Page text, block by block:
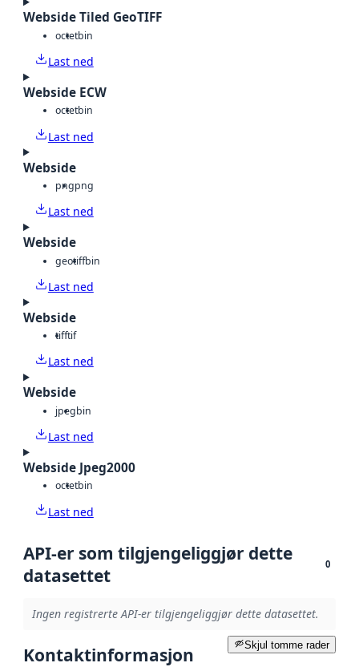
Webside Tiled GeoTIFF
octetbin
Last ned
Webside ECW
octetbin
Last ned
Webside
pngpng
Last ned
Webside
geotiffbin
Last ned
Webside
tifftif
Last ned
Webside
jpegbin
Last ned
Webside Jpeg2000
octetbin
Last ned
API-er som tilgjengeliggjør dette
datasettet
0
Ingen registrerte API-er tilgjengeliggjør dette datasettet.
Skjul tomme rader
Kontaktinformasjon